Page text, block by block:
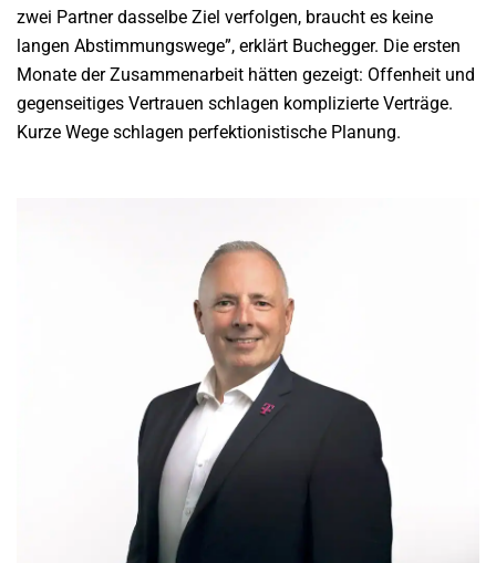
zwei Partner dasselbe Ziel verfolgen, braucht es keine
langen Abstimmungswege”, erklärt Buchegger. Die ersten
Monate der Zusammenarbeit hätten gezeigt: Offenheit und
gegenseitiges Vertrauen schlagen komplizierte Verträge.
Kurze Wege schlagen perfektionistische Planung.